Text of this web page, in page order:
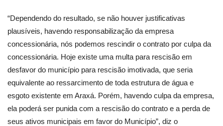
“Dependendo do resultado, se não houver justificativas
plausíveis, havendo responsabilização da empresa
concessionária, nós podemos rescindir o contrato por culpa da
concessionária. Hoje existe uma multa para rescisão em
desfavor do município para rescisão imotivada, que seria
equivalente ao ressarcimento de toda estrutura de água e
esgoto existente em Araxá. Porém, havendo culpa da empresa,
ela poderá ser punida com a rescisão do contrato e a perda de
seus ativos municipais em favor do Município”, diz o